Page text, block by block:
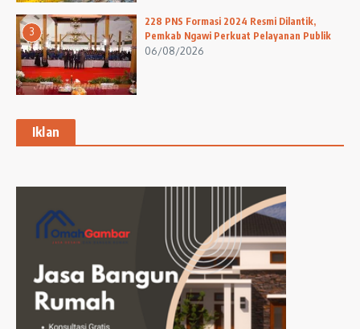
3
228 PNS Formasi 2024 Resmi Dilantik,
Pemkab Ngawi Perkuat Pelayanan Publik
06/08/2026
Iklan